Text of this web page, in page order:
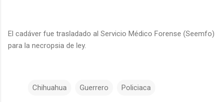
El cadáver fue trasladado al Servicio Médico Forense (Seemfo)
para la necropsia de ley.
Chihuahua Guerrero Policiaca